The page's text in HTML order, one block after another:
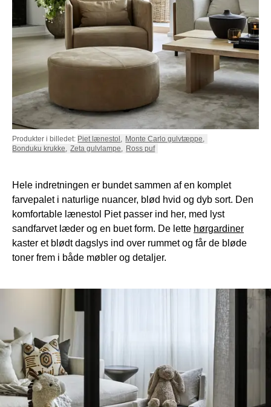
Produkter i billedet: Piet lænestol Monte Carlo gulvtæppe
Bonduku krukke
Zeta gulvlampe Ross puf
Hele indretningen er bundet sammen af ​​en komplet
farvepalet i naturlige nuancer, blød hvid og dyb sort. Den
komfortable lænestol Piet passer ind her, med lyst
sandfarvet læder og en buet form. De lette hørgardiner
kaster et blødt dagslys ind over rummet og får de bløde
toner frem i både møbler og detaljer.